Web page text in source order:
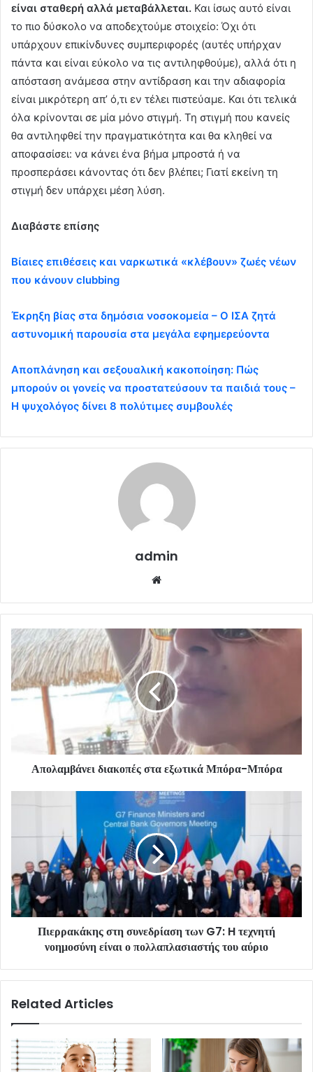
είναι σταθερή αλλά μεταβάλλεται. Και ίσως αυτό είναι
το πιο δύσκολο να αποδεχτούμε στοιχείο: Όχι ότι
υπάρχουν επικίνδυνες συμπεριφορές (αυτές υπήρχαν
πάντα και είναι εύκολο να τις αντιληφθούμε), αλλά ότι η
απόσταση ανάμεσα στην αντίδραση και την αδιαφορία
είναι μικρότερη απ’ ό,τι εν τέλει πιστεύαμε. Και ότι τελικά
όλα κρίνονται σε μία μόνο στιγμή. Τη στιγμή που κανείς
θα αντιληφθεί την πραγματικότητα και θα κληθεί να
αποφασίσει: να κάνει ένα βήμα μπροστά ή να
προσπεράσει κάνοντας ότι δεν βλέπει; Γιατί εκείνη τη
στιγμή δεν υπάρχει μέση λύση.
Διαβάστε επίσης
Βίαιες επιθέσεις και ναρκωτικά «κλέβουν» ζωές νέων
που κάνουν clubbing
Έκρηξη βίας στα δημόσια νοσοκομεία – Ο ΙΣΑ ζητά
αστυνομική παρουσία στα μεγάλα εφημερεύοντα
Αποπλάνηση και σεξουαλική κακοποίηση: Πώς
μπορούν οι γονείς να προστατεύσουν τα παιδιά τους –
Η ψυχολόγος δίνει 8 πολύτιμες συμβουλές
admin
Απολαμβάνει διακοπές στα εξωτικά Μπόρα-Μπόρα
Πιερρακάκης στη συνεδρίαση των G7: H τεχνητή
νοημοσύνη είναι ο πολλαπλασιαστής του αύριο
Related Articles